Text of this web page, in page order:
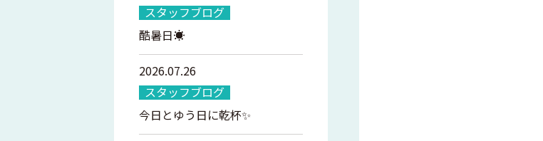
スタッフブログ
酷暑日☀️
2026.07.26
スタッフブログ
今日とゆう日に乾杯✨